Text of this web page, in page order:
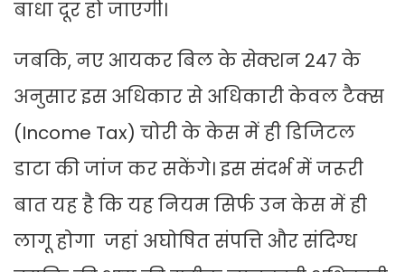
बाधा दूर हो जाएगी।
जबकि, नए आयकर बिल के सेक्शन 247 के
अनुसार इस अधिकार से अधिकारी केवल टैक्स
(Income Tax) चोरी के केस में ही डिजिटल
डाटा की जांज कर सकेंगे। इस संदर्भ में जरूरी
बात यह है कि यह नियम सिर्फ उन केस में ही
लागू होगा जहां अघोषित संपत्ति और संदिग्ध